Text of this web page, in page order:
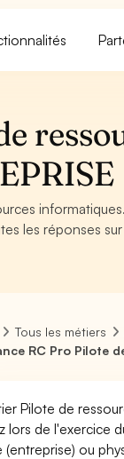
les réponses
Tous les métiers
RC Pro Pilote
Pilote de
lors de l'exercice
(entreprise) ou